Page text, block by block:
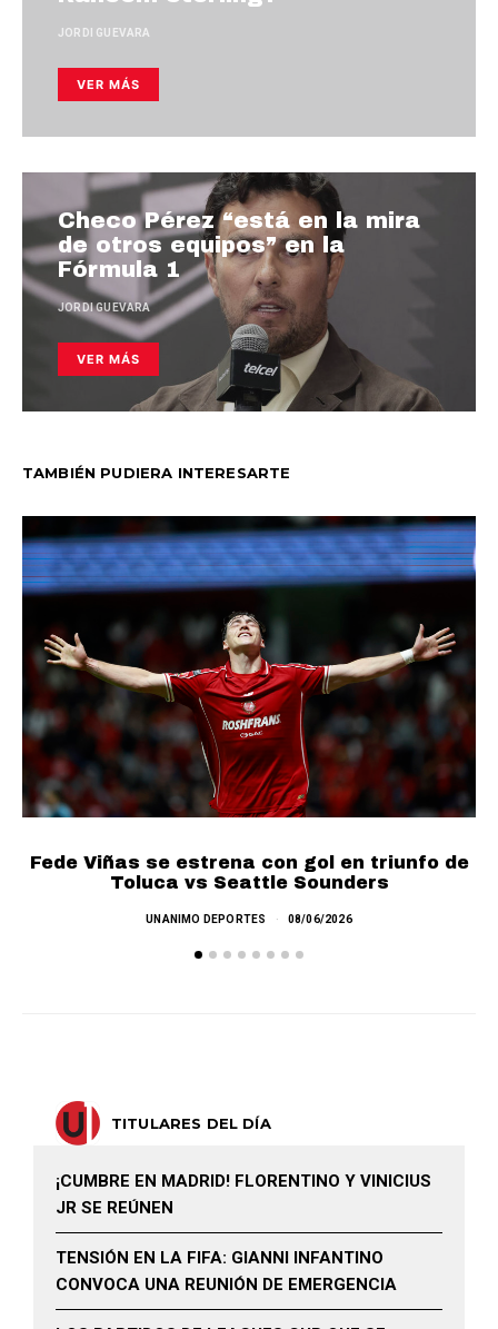
JORDI GUEVARA
VER MÁS
Checo Pérez “está en la mira
de otros equipos” en la
Fórmula 1
JORDI GUEVARA
VER MÁS
TAMBIÉN PUDIERA INTERESARTE
Fede Viñas se estrena con gol en triunfo de
Toluca vs Seattle Sounders
UNANIMO DEPORTES 08/06/2026
TITULARES DEL DÍA
¡CUMBRE EN MADRID! FLORENTINO Y VINICIUS
JR SE REÚNEN
TENSIÓN EN LA FIFA: GIANNI INFANTINO
CONVOCA UNA REUNIÓN DE EMERGENCIA